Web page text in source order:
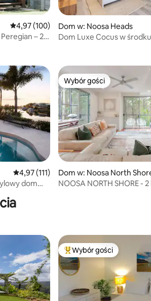
Średnia ocena: 4,97 na 5, liczba recenzji:
4,97 (100)
– 2
Dom w: Noosa Heads
Dom Luxe Cocus w
Wybór gości
Średnia ocena: 4,97 na 5, liczba recenzji:
4,97 (111)
dom
Wybór gości
Wybór gości
Dom w: Noosa North
Wybór gości Najpopularniejsze z
Wybór gości